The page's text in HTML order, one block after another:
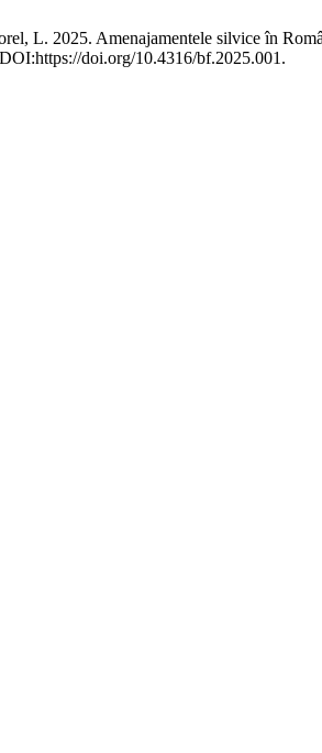
L. 2025. Amenajamentele silvice în
doi.org/10.4316/bf.2025.001.